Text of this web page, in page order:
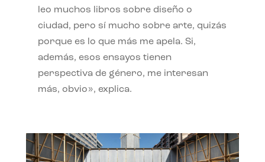
leo muchos libros sobre diseño o
ciudad, pero sí mucho sobre arte, quizás
porque es lo que más me apela. Si,
además, esos ensayos tienen
perspectiva de género, me interesan
más, obvio», explica.